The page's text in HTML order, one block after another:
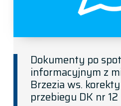
Dokumenty po
informacyjnym z
Brzezia ws.
przebiegu DK nr 12